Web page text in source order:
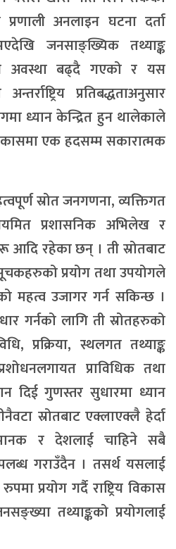
अनलाइन घटना दर्ता
जनसाङ्ख्यिक तथ्याङ्क
अवस्था बढ्दै गएको र यस
प्रतिबद्धताअनुसार
ध्यान केन्द्रित हुन थालेकाले
एक हदसम्म सकारात्मक
स्रोत जनगणना, व्यक्तिगत
प्रशासनिक अभिलेख र
रहेका छन् । ती स्रोतबाट
प्रयोग तथा उपयोगले
महत्व उजागर गर्न सकिन्छ ।
गर्नको लागि ती स्रोतहरुको
प्रक्रिया, स्थलगत तथ्याङ्क
प्राविधिक तथा
दिई गुणस्तर सुधारमा ध्यान
स्रोतबाट एक्लाएक्लै हेर्दा
र देशलाई चाहिने सबै
गराउँदैन । तसर्थ यसलाई
प्रयोग गर्दै राष्ट्रिय विकास
तथ्याङ्कको प्रयोगलाई